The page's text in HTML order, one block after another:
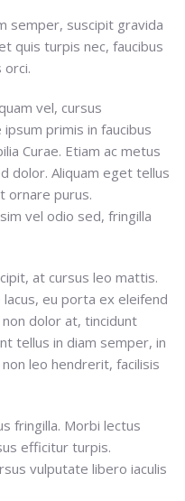
semper, suscipit gravida
quis turpis nec, faucibus
orci.
vel, cursus
primis in faucibus
Curae. Etiam ac metus
dolor. Aliquam eget tellus
ornare purus.
vel odio sed, fringilla
at cursus leo mattis.
eu porta ex eleifend
dolor at, tincidunt
tellus in diam semper, in
leo hendrerit, facilisis
fringilla. Morbi lectus
efficitur turpis.
vulputate libero iaculis